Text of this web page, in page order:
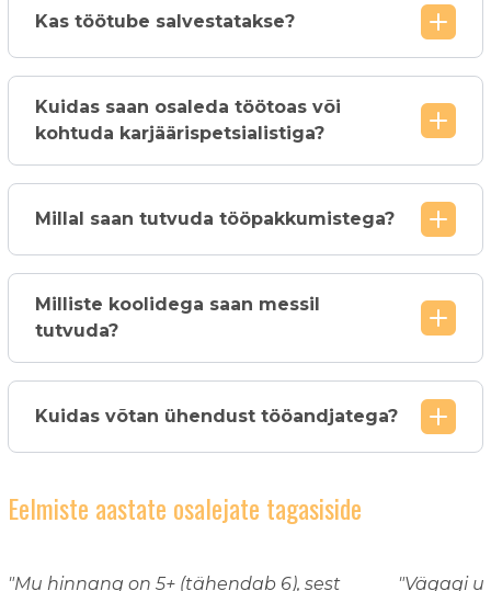
Kas töötube salvestatakse?
Kuidas saan osaleda töötoas või
kohtuda karjäärispetsialistiga?
Millal saan tutvuda tööpakkumistega?
Milliste koolidega saan messil
tutvuda?
Kuidas võtan ühendust tööandjatega?
Eelmiste aastate osalejate tagasiside
"Mu hinnang on 5+ (tähendab 6), sest "Vägagi